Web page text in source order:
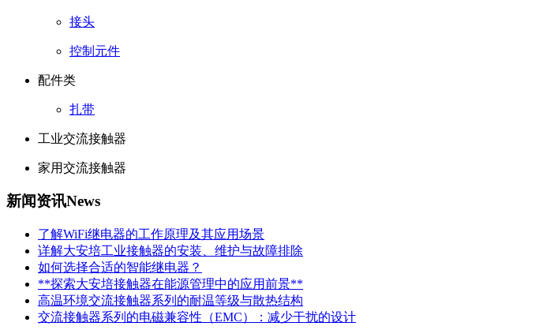
接头
控制元件
配件类
扎带
工业交流接触器
家用交流接触器
新闻资讯News
了解WiFi继电器的工作原理及其应用场景
详解大安培工业接触器的安装、维护与故障排除
如何选择合适的智能继电器？
**探索大安培接触器在能源管理中的应用前景**
高温环境交流接触器系列的耐温等级与散热结构
交流接触器系列的电磁兼容性（EMC）：减少干扰的设计